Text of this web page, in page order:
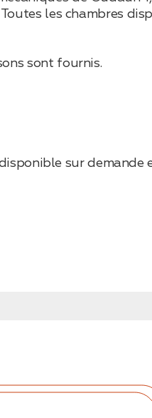
les chambres
sont fournis.
sur demande